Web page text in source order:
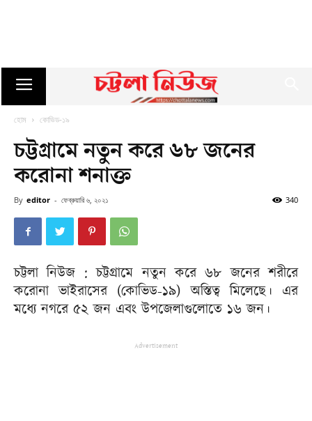
হোম কোভিড-১৯
চট্টগ্রামে নতুন করে ৬৮ জনের
করোনা শনাক্ত
By editor - ফেব্রুয়ারি ৬, ২০২১ 340
চট্টলা নিউজ : চট্টগ্রামে নতুন করে ৬৮ জনের শরীরে
করোনা ভাইরাসের (কোভিড-১৯) অস্তিত্ব মিলেছে। এর
মধ্যে নগরে ৫২ জন এবং উপজেলাগুলোতে ১৬ জন।
Advertisement